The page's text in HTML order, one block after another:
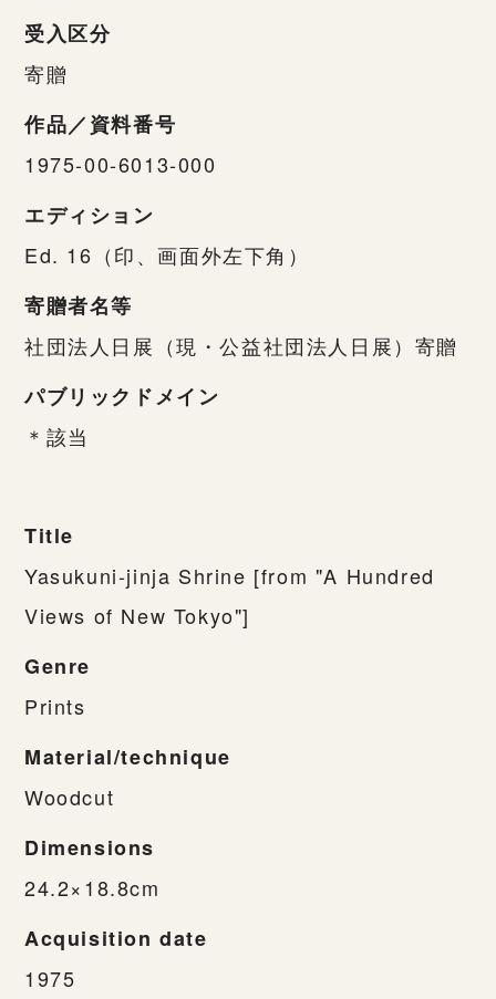
受入区分
寄贈
作品／資料番号
1975-00-6013-000
エディション
Ed. 16（印、画面外左下角）
寄贈者名等
社団法人日展（現・公益社団法人日展）寄贈
パブリックドメイン
＊該当
Title
Yasukuni-jinja Shrine [from "A Hundred
Views of New Tokyo"]
Genre
Prints
Material/technique
Woodcut
Dimensions
24.2×18.8cm
Acquisition date
1975